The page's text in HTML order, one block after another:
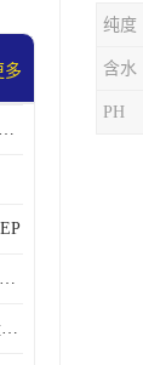
多
用于光刻胶 总金属＜10ppb 电子级EEP溶剂
3-乙氧基丙酸乙酯电子级 用于剥离液 国产
乙氧基丙酸乙酯电子级 批量供应 电子级
纯度
含水
PH